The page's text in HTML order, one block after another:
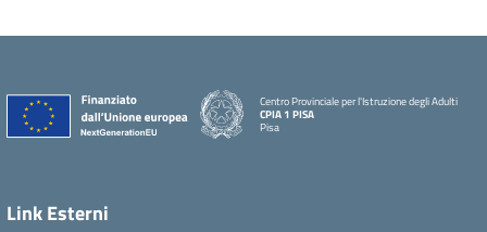
Centro Provinciale per l'Istruzione degli Adulti
CPIA 1 PISA
Pisa
Link Esterni